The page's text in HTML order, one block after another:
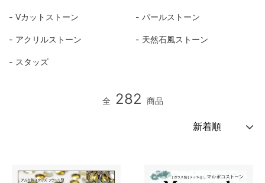
Vカットストーン パールストーン
アクリルストーン 天然石風ストーン
スタッズ
全 282 商品